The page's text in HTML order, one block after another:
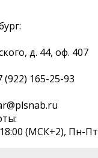
д. 44, оф. 407
(922) 165-25-93
(МСК+2), Пн-Пт